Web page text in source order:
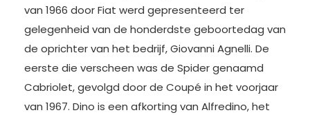
van 1966 door Fiat werd gepresenteerd ter
gelegenheid van de honderdste geboortedag van
de oprichter van het bedrijf, Giovanni Agnelli. De
eerste die verscheen was de Spider genaamd
Cabriolet, gevolgd door de Coupé in het voorjaar
van 1967. Dino is een afkorting van Alfredino, het